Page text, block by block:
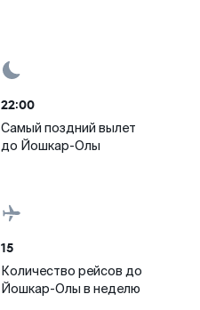
22:00
Самый поздний вылет
до Йошкар-Олы
15
Количество рейсов до
Йошкар-Олы в неделю